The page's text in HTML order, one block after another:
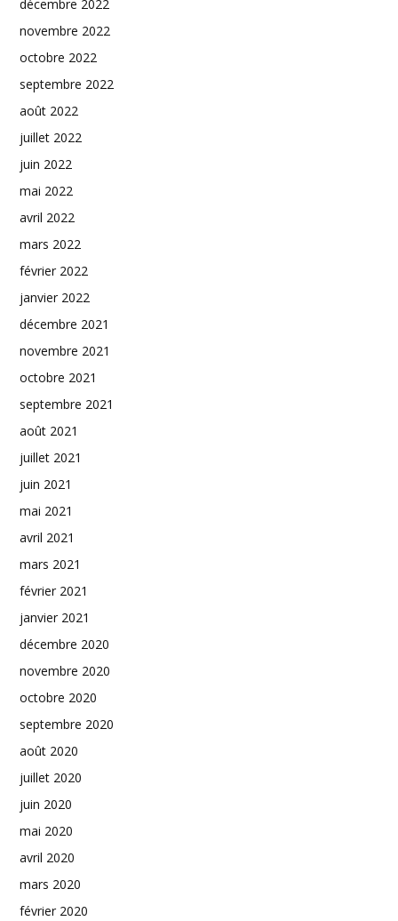
décembre 2022
novembre 2022
octobre 2022
septembre 2022
août 2022
juillet 2022
juin 2022
mai 2022
avril 2022
mars 2022
février 2022
janvier 2022
décembre 2021
novembre 2021
octobre 2021
septembre 2021
août 2021
juillet 2021
juin 2021
mai 2021
avril 2021
mars 2021
février 2021
janvier 2021
décembre 2020
novembre 2020
octobre 2020
septembre 2020
août 2020
juillet 2020
juin 2020
mai 2020
avril 2020
mars 2020
février 2020